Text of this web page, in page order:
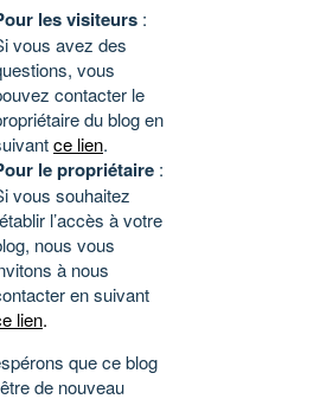
les visiteurs :
vous avez des
vous
contacter le
du blog en
ce lien.
le propriétaire :
vous souhaitez
l’accès à votre
nous vous
à nous
en suivant
lien.
que ce blog
de nouveau